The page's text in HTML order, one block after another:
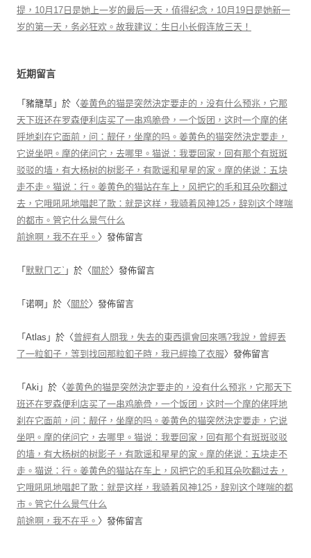
提，10月17日是她上一岁的最后一天，值得纪念，10月19日是她新一
岁的第一天，务必狂欢。故我建议：生日小长假连放三天！
近期留言
「 豬籠草 」於〈姜黄色的猫是突然決定要走的，没有什么预兆，它那
天下班还在罗森便利店买了一串鸡脆骨，一个饭团，这时一个摩的佬
呼地刹在它面前，问：靓仔，坐摩的吗。姜黄色的猫突然決定要走，
它说坐吧。摩的佬问它，去哪里。猫说：我要回家，回有那个有斑斑
驳驳的墙，有大杨树的树影子，有歌谣和星星的家。摩的佬说：五块
走不走。猫说：行。姜黄色的猫站在车上，风把它的毛和耳朵吹翻过
去，它哦吼吼地唱起了歌：就是这样，我骑着风神125，辞别这个哮喘
的都市。管它什么景气什么
前途啊，我不在乎。 〉發佈留言
「 默默ㄇㄛˋ 」於〈 關於〉發佈留言
「 诺啊 」於〈 關於〉發佈留言
「 Atlas 」於〈曾經有人問我，失去的東西還會回來嗎?我說，曾經丟
了一粒釦子，等到找回那粒釦子時，我已經換了衣服〉發佈留言
「 Aki 」於〈姜黄色的猫是突然決定要走的，没有什么预兆，它那天下
班还在罗森便利店买了一串鸡脆骨，一个饭团，这时一个摩的佬呼地
刹在它面前，问：靓仔，坐摩的吗。姜黄色的猫突然決定要走，它说
坐吧。摩的佬问它，去哪里。猫说：我要回家，回有那个有斑斑驳驳
的墙，有大杨树的树影子，有歌谣和星星的家。摩的佬说：五块走不
走。猫说：行。姜黄色的猫站在车上，风把它的毛和耳朵吹翻过去，
它哦吼吼地唱起了歌：就是这样，我骑着风神125，辞别这个哮喘的都
市。管它什么景气什么
前途啊，我不在乎。 〉發佈留言